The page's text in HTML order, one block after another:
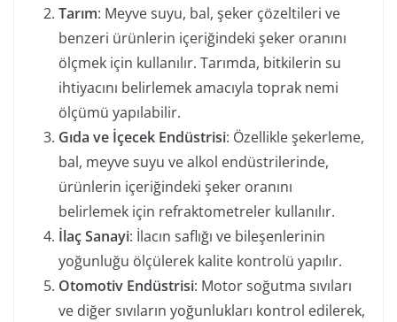
Tarım: Meyve suyu, bal, şeker çözeltileri ve
benzeri ürünlerin içeriğindeki şeker oranını
ölçmek için kullanılır. Tarımda, bitkilerin su
ihtiyacını belirlemek amacıyla toprak nemi
ölçümü yapılabilir.
Gıda ve İçecek Endüstrisi: Özellikle şekerleme,
bal, meyve suyu ve alkol endüstrilerinde,
ürünlerin içeriğindeki şeker oranını
belirlemek için refraktometreler kullanılır.
İlaç Sanayi: İlacın saflığı ve bileşenlerinin
yoğunluğu ölçülerek kalite kontrolü yapılır.
Otomotiv Endüstrisi: Motor soğutma sıvıları
ve diğer sıvıların yoğunlukları kontrol edilerek,